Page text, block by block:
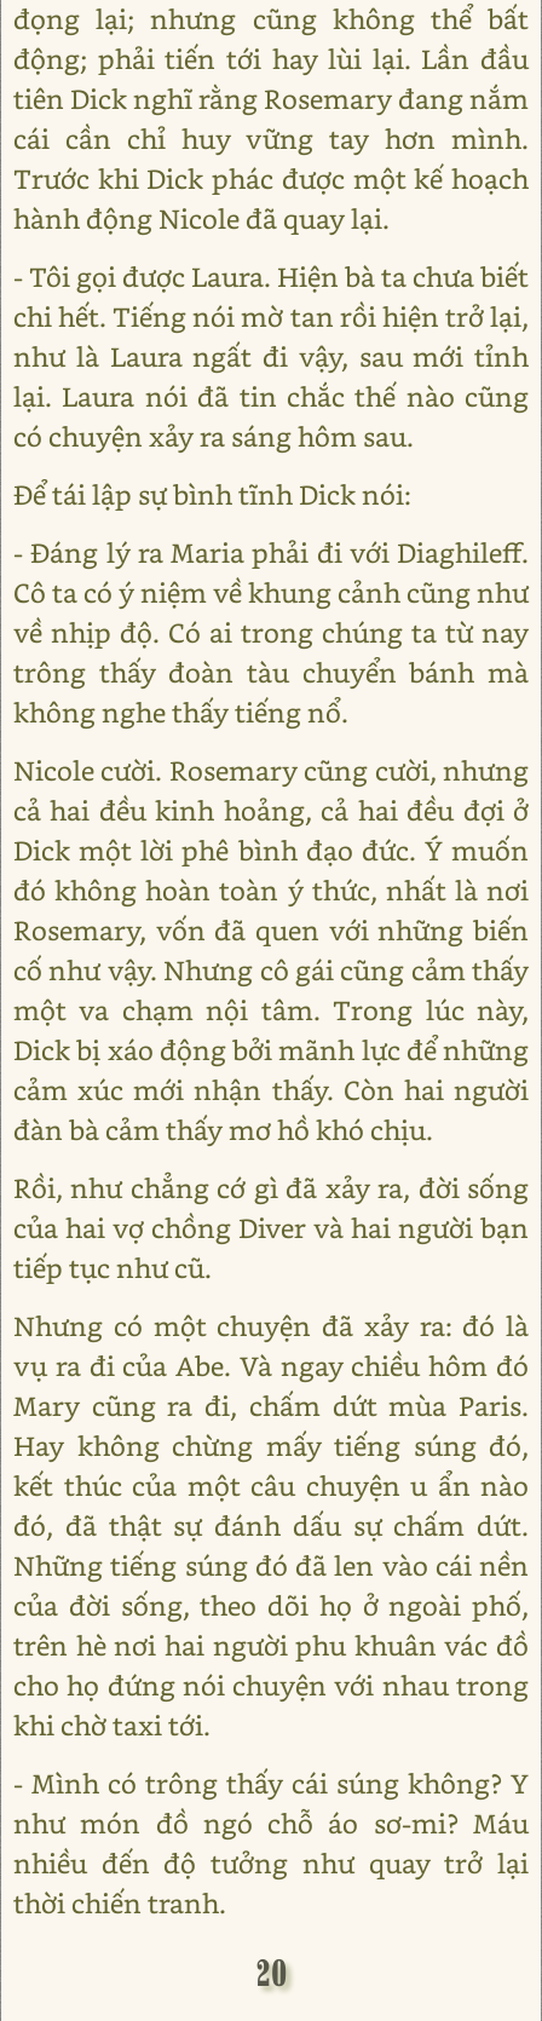
đọng lại; nhưng cũng không thể bất
động; phải tiến tới hay lùi lại. Lần đầu
tiên Dick nghĩ rằng Rosemary đang nắm
cái cần chỉ huy vững tay hơn mình.
Trước khi Dick phác được một kế hoạch
hành động Nicole đã quay lại.
- Tôi gọi được Laura. Hiện bà ta chưa biết
chi hết. Tiếng nói mờ tan rồi hiện trở lại,
như là Laura ngất đi vậy, sau mới tỉnh
lại. Laura nói đã tin chắc thế nào cũng
có chuyện xảy ra sáng hôm sau.
Để tái lập sự bình tĩnh Dick nói:
- Đáng lý ra Maria phải đi với Diaghileff.
Cô ta có ý niệm về khung cảnh cũng như
về nhịp độ. Có ai trong chúng ta từ nay
trông thấy đoàn tàu chuyển bánh mà
không nghe thấy tiếng nổ.
Nicole cười. Rosemary cũng cười, nhưng
cả hai đều kinh hoảng, cả hai đều đợi ở
Dick một lời phê bình đạo đức. Ý muốn
đó không hoàn toàn ý thức, nhất là nơi
Rosemary, vốn đã quen với những biến
cố như vậy. Nhưng cô gái cũng cảm thấy
một va chạm nội tâm. Trong lúc này,
Dick bị xáo động bởi mãnh lực để những
cảm xúc mới nhận thấy. Còn hai người
đàn bà cảm thấy mơ hồ khó chịu.
Rồi, như chẳng cớ gì đã xảy ra, đời sống
của hai vợ chồng Diver và hai người bạn
tiếp tục như cũ.
Nhưng có một chuyện đã xảy ra: đó là
vụ ra đi của Abe. Và ngay chiều hôm đó
Mary cũng ra đi, chấm dứt mùa Paris.
Hay không chừng mấy tiếng súng đó,
kết thúc của một câu chuyện u ẩn nào
đó, đã thật sự đánh dấu sự chấm dứt.
Những tiếng súng đó đã len vào cái nền
của đời sống, theo dõi họ ở ngoài phố,
trên hè nơi hai người phu khuân vác đồ
cho họ đứng nói chuyện với nhau trong
khi chờ taxi tới.
- Mình có trông thấy cái súng không? Y
như món đồ ngó chỗ áo sơ-mi? Máu
nhiều đến độ tưởng như quay trở lại
thời chiến tranh.
20